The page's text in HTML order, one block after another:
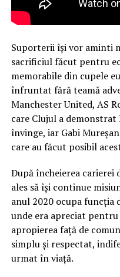
Suporterii își vor aminti
sacrificiul făcut pentru
memorabile din cupele
înfruntat fără teamă
Manchester United, AS
care Clujul a demonstrat
învinge, iar Gabi
care au făcut posibil
După încheierea carierei
ales să își continue
anul 2020 ocupa funcția
unde era apreciat
apropierea față de
simplu și respectat,
urmat în viață.